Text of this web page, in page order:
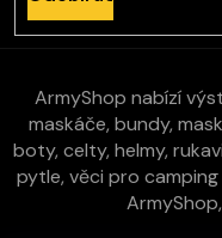
ArmyShop nabízí
maskáče, bundy,
boty, celty, helmy,
pytle, věci pro